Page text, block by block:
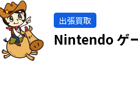
出張買取
Nintendo ゲ